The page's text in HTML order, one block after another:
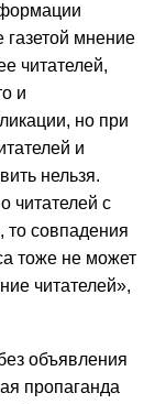
мнение
читателей,
и
но при
и
нельзя.
читателей с
то совпадения
тоже не может
читателей»,
объявления
пропаганда